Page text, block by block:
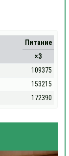
Питание
×3
109375
153215
172390